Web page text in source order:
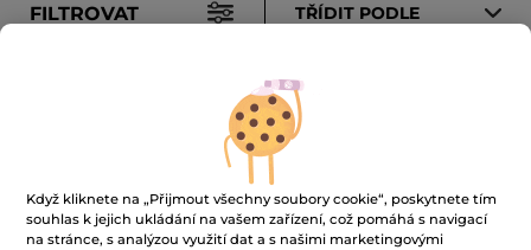
FILTROVAT TŘÍDIT PODLE
Když kliknete na „Přijmout všechny soubory cookie“, poskytnete tím
souhlas k jejich ukládání na vašem zařízení, což pomáhá s navigací
na stránce, s analýzou využití dat a s našimi marketingovými